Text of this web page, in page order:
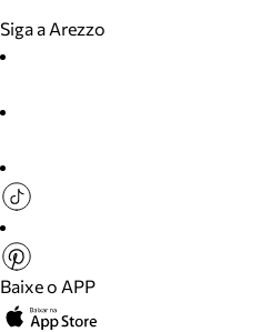
Siga a Arezzo
Baixe o APP